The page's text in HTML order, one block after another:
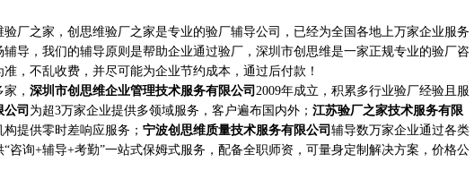
之家，创思维验厂之家是专业的验厂辅导公司，已经为全国各地上万家企业服务
导，我们的辅导原则是帮助企业通过验厂，深圳市创思维是一家正规专业的验厂咨
，不乱收费，并尽可能为企业节约成本，通过后付款！
， 深圳市创思维企业管理技术服务有限公司 2009年成立，积累多行业验厂经验且服
司 为超3万家企业提供多领域服务，客户遍布国内外； 江苏验厂之家技术服务有限
提供零时差响应服务； 宁波创思维质量技术服务有限公司 辅导数万家企业通过各类
“咨询+辅导+考勤”一站式保姆式服务，配备全职师资，可量身定制解决方案，价格公